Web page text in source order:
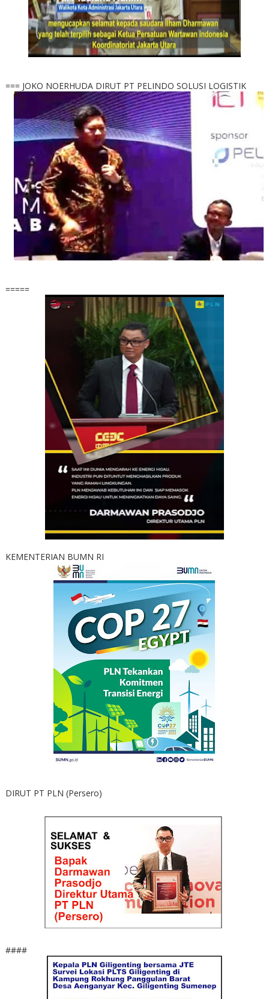
=== JOKO NOERHUDA DIRUT PT PELINDO SOLUSI LOGISTIK
=====
KEMENTERIAN BUMN RI
DIRUT PT PLN (Persero)
####